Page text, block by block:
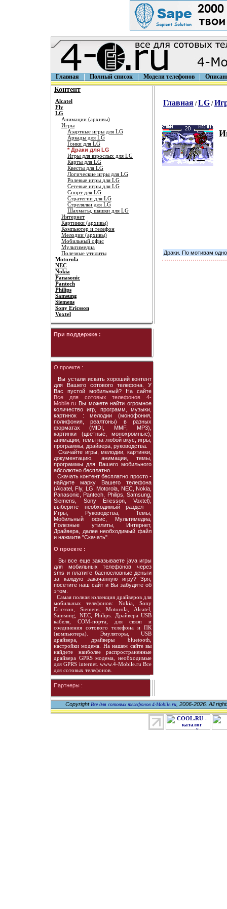
Главная Полный список Модели телефонов
Контент
Alcatel
Fly
LG
Анимации (архивы)
Игры
Азартные игры для LG
Аркады для LG
Гонки для LG
* Драки для LG
Игры для взрослых для LG
Карты для LG
Квесты для LG
Логические игры для LG
Ролевые игры для LG
Сетевые игры для LG
Спорт для LG
Стратегии для LG
Стрелялки для LG
Шахматы, шашки для LG
Интернет
Картинки (архивы)
Компьютер и телефон
Мелодии (архивы)
Мобильный офис
Мультимедиа
Полезные утилиты
Motorola
NEC
Nokia
Panasonic
Pantech
Philips
Samsung
Siemens
Sony Ericsson
Voxtel
При поддержке :
О проекте :
Вы устали искать хороший контент
для Вашего сотового телефона. У
Вас пустой мобильный? На сайте
Все для сотовых телефонов 4-
Mobile.ru Вы можете найти огромное
количество игр, программ, музыки,
картинок : мелодии (монофония,
полифония, реалтоны) в разных
форматах (MIDI, MMF, MP3),
картинки (цветные, монохромные),
анимации, темы на любой вкус, игры,
программы, драйвера, руководства.
Скачайте игры, мелодии, картинки,
документацию, анимации, темы,
программы для Вашего мобильного
абсолютно бесплатно.
Скачать контент бесплатно просто -
найдите марку Вашего телефона
(Alcatel, Fly, LG, Motorola, NEC, Nokia,
Panasonic, Pantech, Philips, Samsung,
Siemens, Sony Ericsson, Voxtel),
выберите необходимый раздел -
Игры, Руководства, Темы,
Мобильный офис, Мультимедиа,
Полезные утилиты, Интернет,
Драйвера, далее необходимый файл
и нажмите "Скачать".
О проекте :
Вы все еще заказываете java игры
для мобильных телефонов через
sms и платите баснословные деньги
за каждую закачанную игру? Зря,
посетите наш сайт и Вы забудите об
этом.
Самая полная коллекция драйверов для
мобильных телефонов: Nokia, Sony
Ericsson, Siemens, Motorola, Alcatel,
Samsung, NEC, Philips. Драйвера USB
кабеля, COM-порта, для связи и
соединения сотового телефона и ПК
(компьютера). Эмуляторы, USB
драйвера, драйверы bluetooth,
настройки модема. На нашем сайте вы
найдете наиболее распространенные
драйвера GPRS модема, необходимые
для GPRS internet. www.4-Mobile.ru Все
для сотовых телефонов.
Партнеры :
Главная / LG /
Драки. По мотивам
Copyright Все для сотовых телефонов 4-Mobile.ru, 2006-2026. All